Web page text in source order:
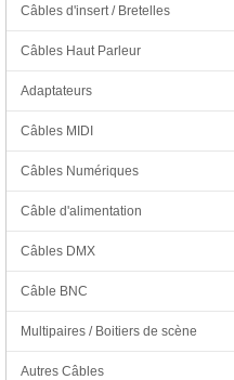
Câbles d'insert / Bretelles
Câbles Haut Parleur
Adaptateurs
Câbles MIDI
Câbles Numériques
Câble d'alimentation
Câbles DMX
Câble BNC
Multipaires / Boitiers de scène
Autres Câbles